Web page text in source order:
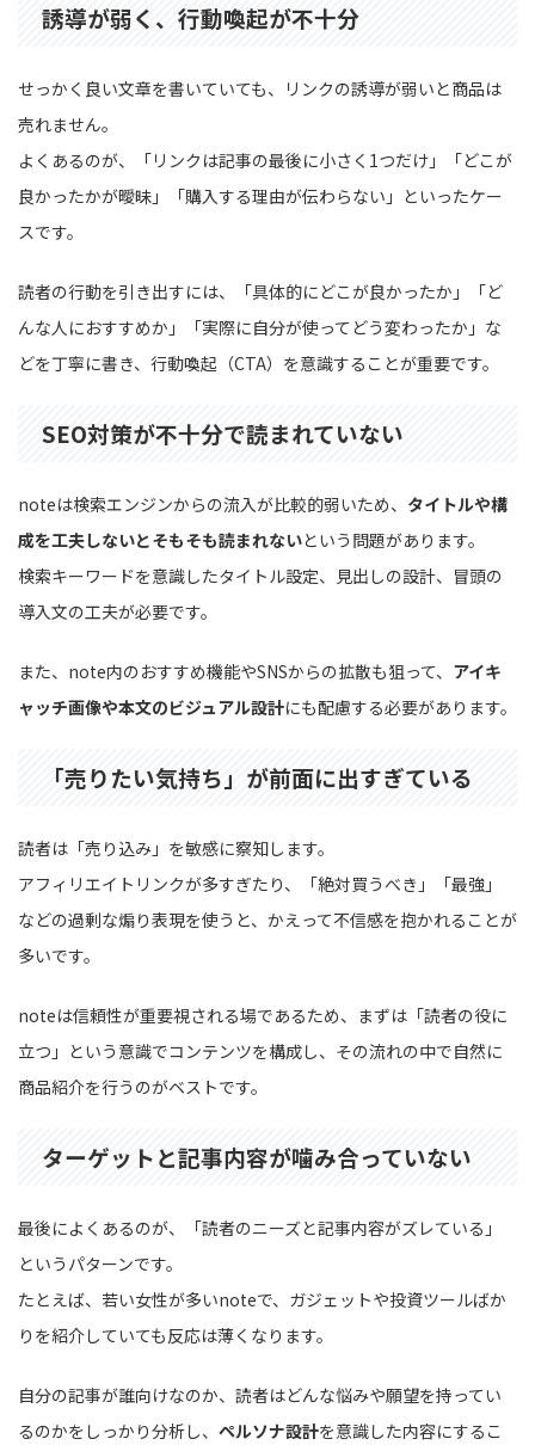
誘導が弱く、行動喚起が不十分
せっかく良い文章を書いていても、リンクの誘導が弱いと商品は
売れません。
よくあるのが、「リンクは記事の最後に小さく1つだけ」「どこが
良かったかが曖昧」「購入する理由が伝わらない」といったケー
スです。
読者の行動を引き出すには、「具体的にどこが良かったか」「ど
んな人におすすめか」「実際に自分が使ってどう変わったか」な
どを丁寧に書き、行動喚起（CTA）を意識することが重要です。
SEO対策が不十分で読まれていない
noteは検索エンジンからの流入が比較的弱いため、 タイトルや構
成を工夫しないとそもそも読まれないという問題があります。
検索キーワードを意識したタイトル設定、見出しの設計、冒頭の
導入文の工夫が必要です。
また、note内のおすすめ機能やSNSからの拡散も狙って、 アイキ
ャッチ画像や本文のビジュアル設計にも配慮する必要があります。
「売りたい気持ち」が前面に出すぎている
読者は「売り込み」を敏感に察知します。
アフィリエイトリンクが多すぎたり、「絶対買うべき」「最強」
などの過剰な煽り表現を使うと、かえって不信感を抱かれることが
多いです。
noteは信頼性が重要視される場であるため、まずは「読者の役に
立つ」という意識でコンテンツを構成し、その流れの中で自然に
商品紹介を行うのがベストです。
ターゲットと記事内容が噛み合っていない
最後によくあるのが、「読者のニーズと記事内容がズレている」
というパターンです。
たとえば、若い女性が多いnoteで、ガジェットや投資ツールばか
りを紹介していても反応は薄くなります。
自分の記事が誰向けなのか、読者はどんな悩みや願望を持ってい
るのかをしっかり分析し、 ペルソナ設計を意識した内容にするこ